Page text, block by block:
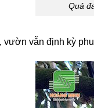
Quả
vườn vẫn định kỳ